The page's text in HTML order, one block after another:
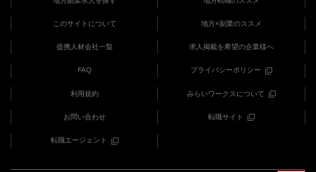
このサイトについて 地方×副業のススメ
提携人材会社一覧 求人掲載を希望の企業様へ
FAQ プライバシーポリシー
利用規約 みらいワークスについて
お問い合わせ 転職サイト
転職エージェント